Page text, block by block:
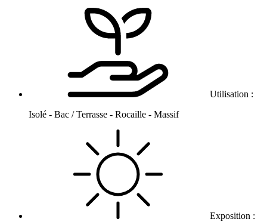
Utilisation :
Isolé - Bac / Terrasse - Rocaille - Massif
Exposition :